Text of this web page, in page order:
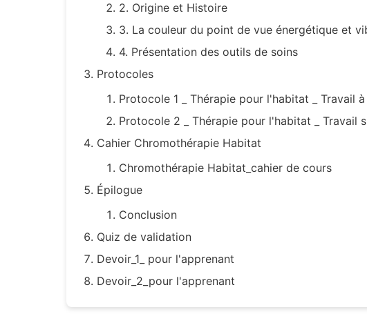
2. Origine et Histoire
3. La couleur du point de vue énergétique et
4. Présentation des outils de soins
Protocoles
Protocole 1 _ Thérapie pour l'habitat _ Travail
Protocole 2 _ Thérapie pour l'habitat _ Travail
Cahier Chromothérapie Habitat
Chromothérapie Habitat_cahier de cours
Épilogue
Conclusion
Quiz de validation
Devoir_1_ pour l'apprenant
Devoir_2_pour l'apprenant